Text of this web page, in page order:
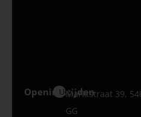
Openingstijden
Uden
Marktstraat 39,
GG